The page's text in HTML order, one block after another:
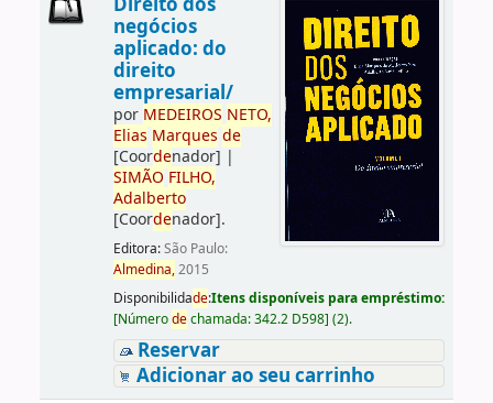
negócios
aplicado: do
direito
empresarial/
por MEDEIROS NETO,
Elias Marques de
[Coordenador] |
SIMÃO FILHO,
Adalberto
[Coordenador].
Editora:São Paulo:
Almedina,2015
Disponibilidade:Itens disponíveis para empréstimo:
[Númerodechamada:342.2 D598] (2).
Reservar
Adicionar ao seu carrinho